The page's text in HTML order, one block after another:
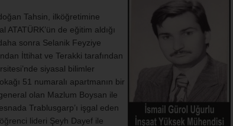
Tahsin, ilköğretimine
de eğitim aldığı
sonra Selanik Feyziye
İttihat ve Terakki tarafından
siyasal bilimler
51 numaralı apartmanın bir
olan Mazlum Boysan ile
Trablusgarp’ı işgal eden
öğrenci lideri Şeyh Dayef ile